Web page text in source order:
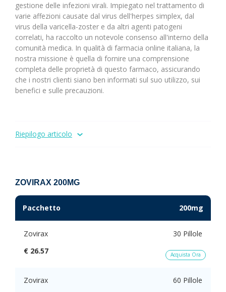
gestione delle infezioni virali. Impiegato nel trattamento di
varie affezioni causate dal virus dell'herpes simplex, dal
virus della varicella-zoster e da altri agenti patogeni
correlati, ha raccolto un notevole consenso all'interno della
comunità medica. In qualità di farmacia online italiana, la
nostra missione è quella di fornire una comprensione
completa delle proprietà di questo farmaco, assicurando
che i nostri clienti siano ben informati sul suo utilizzo, sui
benefici e sulle precauzioni.
Riepilogo articolo
ZOVIRAX 200MG
Pacchetto 200mg
Zovirax
30 Pillole
€ 26.57
Acquista Ora
Zovirax
60 Pillole